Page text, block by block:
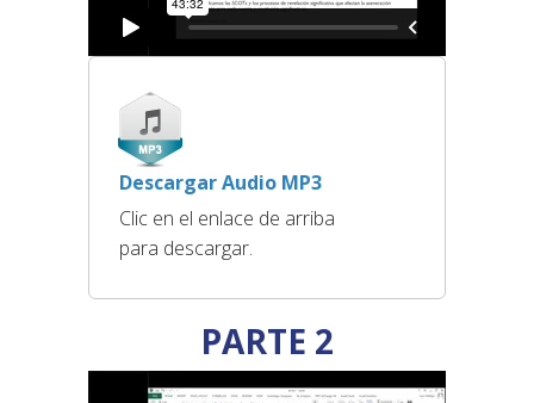
Descargar Audio MP3
Clic en el enlace de arriba
para descargar.
PARTE 2